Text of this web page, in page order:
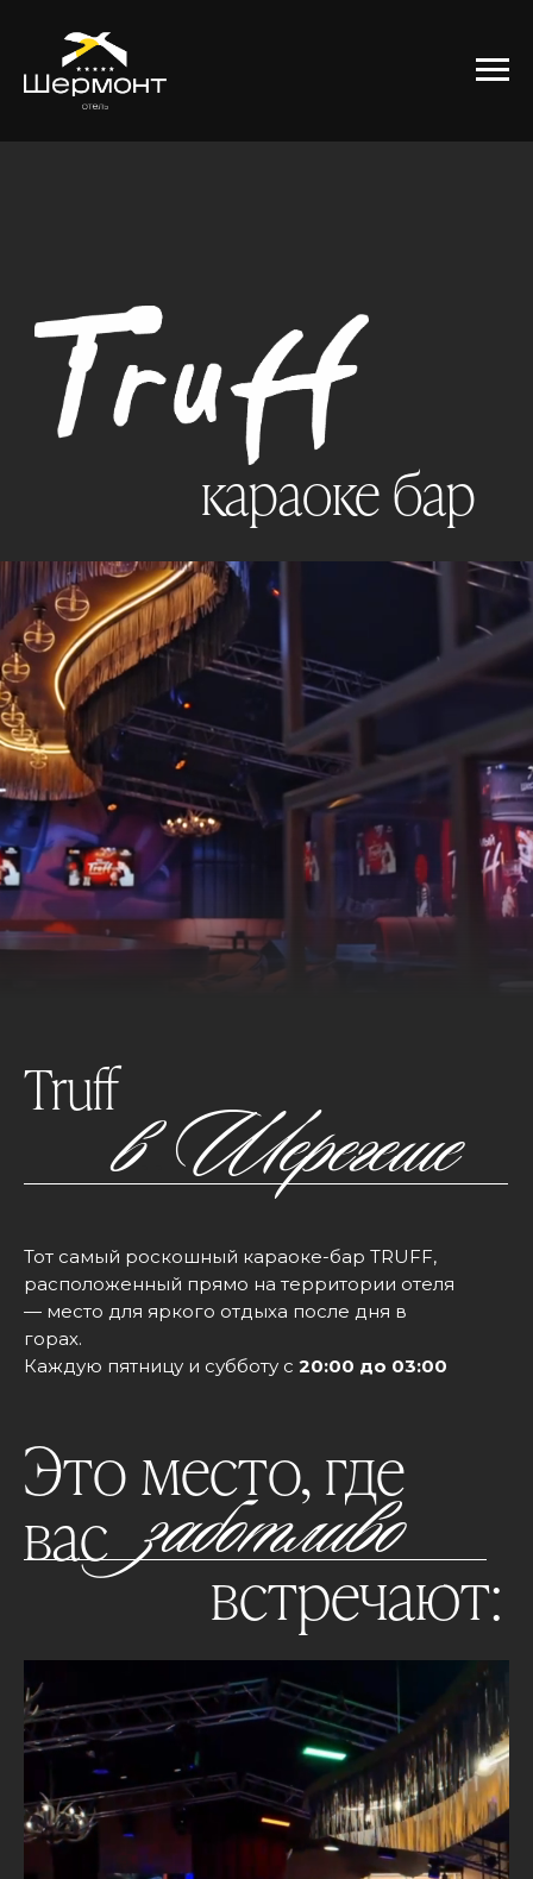
караоке бар
в..Шерегеше
Truff
Тот самый роскошный караоке-бар TRUFF,
расположенный прямо на территории отеля
— место для яркого отдыха после дня в
горах.
Каждую пятницу и субботу с 20:00 до 03:00
заботливо
встречают:
Это место, где
вас